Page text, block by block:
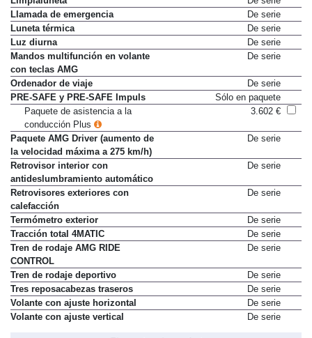
Limpialuneta
De serie
Llamada de emergencia
De serie
Luneta térmica
De serie
Luz diurna
De serie
Mandos multifunción en volante
con teclas AMG
Ordenador de viaje
De serie
PRE-SAFE y PRE-SAFE Impuls
Sólo en paquete
Paquete de asistencia a la
conducción Plus
Paquete AMG Driver (aumento de
la velocidad máxima a 275 km/h)
Retrovisor interior con
antideslumbramiento automático
Retrovisores exteriores con
calefacción
Termómetro exterior
De serie
Tracción total 4MATIC
De serie
Tren de rodaje AMG RIDE
CONTROL
Tren de rodaje deportivo
De serie
Tres reposacabezas traseros
De serie
Volante con ajuste horizontal
De serie